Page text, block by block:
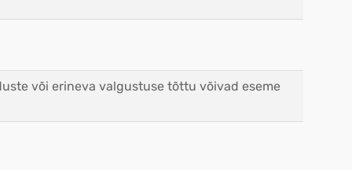
või erineva valgustuse tõttu võivad eseme